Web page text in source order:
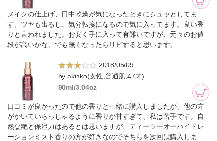
メイクの仕上げ、日中乾燥が気になったときにシュッとしてま
す。ツヤも出るし、気分転換になるので気に入ってます。良い香
りと言われました。お安く手に入って有難いですが、元々のお値
段が高いかな。でも無くなったらリピすると思います。
2018/05/09
by akinko(女性,普通肌,47才)
90ml/3.04oz
口コミが良かったので他の香りと一緒に購入しましたが、他の方
がかいていらっしゃるように香りが甘すぎて、私は苦手です。自
然な艶と保湿力はあるとは思いますが、ディーツーオーハイドレ
ーションミスト香りの方が好きなのでそちらを次回は購入しま